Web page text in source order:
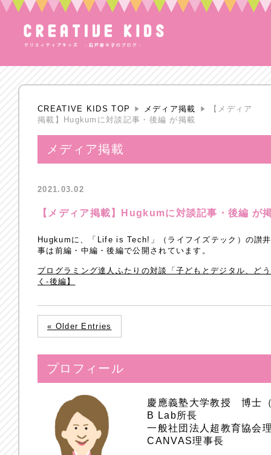
CREATIVE KIDS TOP メディア掲載
【メディア
掲載】Hugkumに対談記事・後編 が掲載
メディア掲載
2021.03.02
【メディア掲載】Hugkumに対談記事・後編 が
Hugkumに、「Life is Tech!」（ライフイズテック）の讃
事は前編・中編・後編で公開されています。
プログラミング達人ふたりの対談「子どもとデジタル、ど
く-後編】
« Older Entries
プロフィール
慶應義塾大学教授 博士
B Lab所長
一般社団法人超教育協会
CANVAS理事長